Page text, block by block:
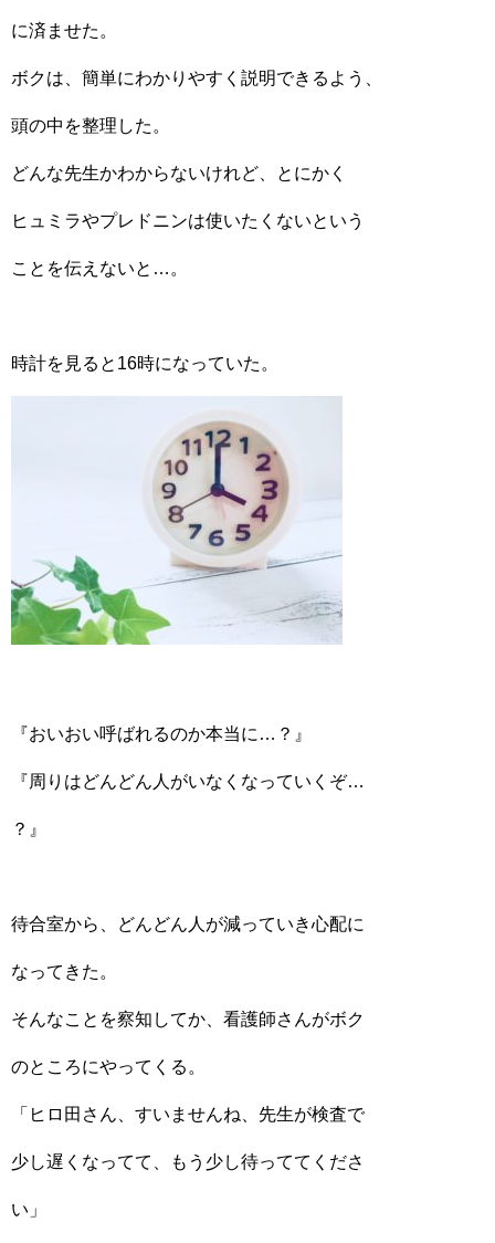
に済ませた。
ボクは、簡単にわかりやすく説明できるよう、
頭の中を整理した。
どんな先生かわからないけれど、とにかく
ヒュミラやプレドニンは使いたくないという
ことを伝えないと…。
時計を見ると16時になっていた。
『おいおい呼ばれるのか本当に…？』
『周りはどんどん人がいなくなっていくぞ…
？』
待合室から、どんどん人が減っていき心配に
なってきた。
そんなことを察知してか、看護師さんがボク
のところにやってくる。
「ヒロ田さん、すいませんね、先生が検査で
少し遅くなってて、もう少し待っててくださ
い」